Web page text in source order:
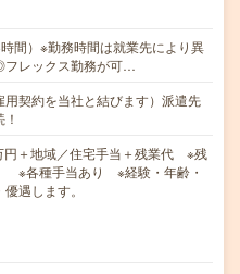
間）※勤務時間は就業先により異
レックス勤務が可…
契約を当社と結びます）派遣先
円＋地域／住宅手当＋残業代 ※残
※各種手当あり ※経験・年齢・
遇します。